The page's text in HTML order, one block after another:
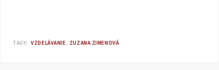
TAGY: VZDELÁVANIE ZUZANA ZIMENOVÁ